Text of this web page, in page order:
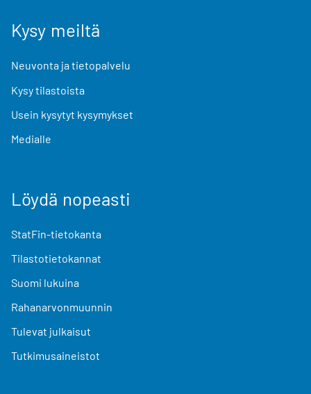
Kysy meiltä
Neuvonta ja tietopalvelu
Kysy tilastoista
Usein kysytyt kysymykset
Medialle
Löydä nopeasti
StatFin-tietokanta
Tilastotietokannat
Suomi lukuina
Rahanarvonmuunnin
Tulevat julkaisut
Tutkimusaineistot